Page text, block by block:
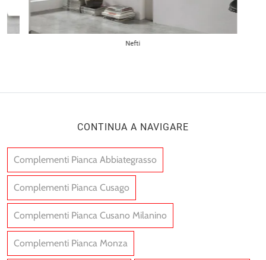
Nefti
CONTINUA A NAVIGARE
Complementi Pianca Abbiategrasso
Complementi Pianca Cusago
Complementi Pianca Cusano Milanino
Complementi Pianca Monza